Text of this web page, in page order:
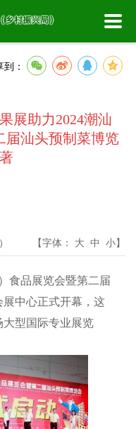
到：
展助力2024潮汕
届汕头预制菜博览
【字体： 大 中 小】
品展览会暨第二届
中心正式开幕，这
型国际专业展览